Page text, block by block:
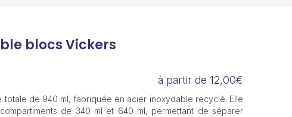
blocs Vickers
à partir de 12,00€
totale de 940 ml, fabriquée en acier inoxydable recyclé. Elle
de 340 ml et 640 ml, permettant de séparer